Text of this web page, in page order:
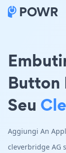
Button
Seu
Aggiungi An
cleverbridge AG